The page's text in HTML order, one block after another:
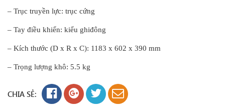
– Trục truyền lực: trục cứng
– Tay điều khiển: kiểu ghiđông
– Kích thước (D x R x C): 1183 x 602 x 390 mm
– Trọng lượng khô: 5.5 kg
CHIA SẺ: